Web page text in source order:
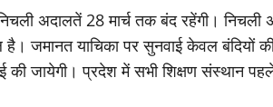
अदालतें 28 मार्च तक बंद रहेंगी।
है। जमानत याचिका पर सुनवाई केवल बंदियों
की जायेगी। प्रदेश में सभी शिक्षण संस्थान